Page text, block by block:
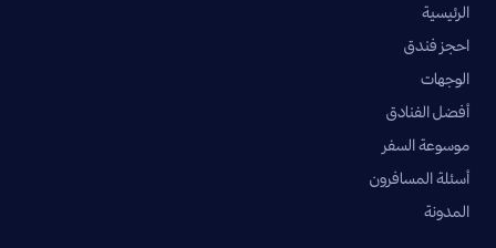
الرئيسية
احجز فندق
الوجهات
أفضل الفنادق
موسوعة السفر
أسئلة المسافرون
المدونة